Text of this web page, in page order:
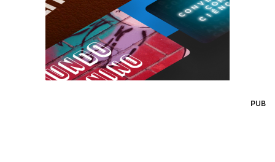
PUB